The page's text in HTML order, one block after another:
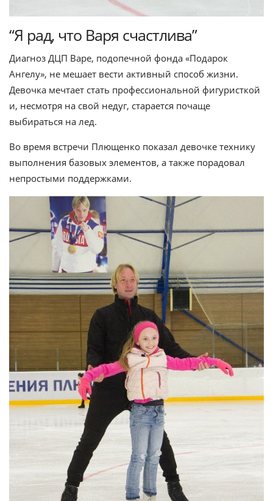
“Я рад, что Варя счастлива”
Диагноз ДЦП Варе, подопечной фонда «Подарок
Ангелу», не мешает вести активный способ жизни.
Девочка мечтает стать профессиональной фигуристкой
и, несмотря на свой недуг, старается почаще
выбираться на лед.
Во время встречи Плющенко показал девочке технику
выполнения базовых элементов, а также порадовал
непростыми поддержками.